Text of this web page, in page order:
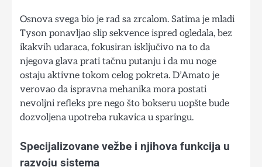
Osnova svega bio je rad sa zrcalom. Satima je mladi
Tyson ponavljao slip sekvence ispred ogledala, bez
ikakvih udaraca, fokusiran isključivo na to da
njegova glava prati tačnu putanju i da mu noge
ostaju aktivne tokom celog pokreta. D’Amato je
verovao da ispravna mehanika mora postati
nevoljni refleks pre nego što bokseru uopšte bude
dozvoljena upotreba rukavica u sparingu.
Specijalizovane vežbe i njihova funkcija u
razvoju sistema